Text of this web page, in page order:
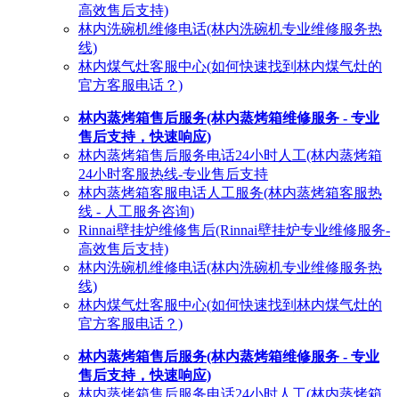
高效售后支持)
林内洗碗机维修电话(林内洗碗机专业维修服务热
线)
林内煤气灶客服中心(如何快速找到林内煤气灶的
官方客服电话？)
林内蒸烤箱售后服务(林内蒸烤箱维修服务 - 专业
售后支持，快速响应)
林内蒸烤箱售后服务电话24小时人工(林内蒸烤箱
24小时客服热线-专业售后支持
林内蒸烤箱客服电话人工服务(林内蒸烤箱客服热
线 - 人工服务咨询)
Rinnai壁挂炉维修售后(Rinnai壁挂炉专业维修服务-
高效售后支持)
林内洗碗机维修电话(林内洗碗机专业维修服务热
线)
林内煤气灶客服中心(如何快速找到林内煤气灶的
官方客服电话？)
林内蒸烤箱售后服务(林内蒸烤箱维修服务 - 专业
售后支持，快速响应)
林内蒸烤箱售后服务电话24小时人工(林内蒸烤箱